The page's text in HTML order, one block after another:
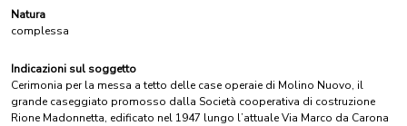
Natura
complessa
Indicazioni sul soggetto
Cerimonia per la messa a tetto delle case operaie di Molino Nuovo, il
grande caseggiato promosso dalla Società cooperativa di costruzione
Rione Madonnetta, edificato nel 1947 lungo l’attuale Via Marco da Carona